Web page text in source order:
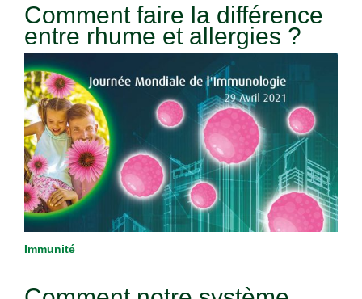
Comment faire la différence
entre rhume et allergies ?
Immunité